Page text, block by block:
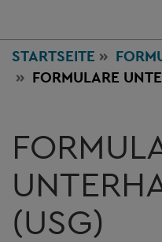
STARTSEITE
FORMULARE
(USG)